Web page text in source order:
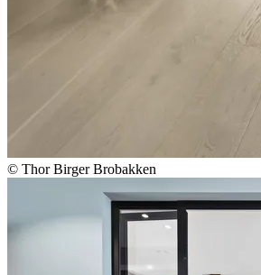
© Thor Birger Brobakken